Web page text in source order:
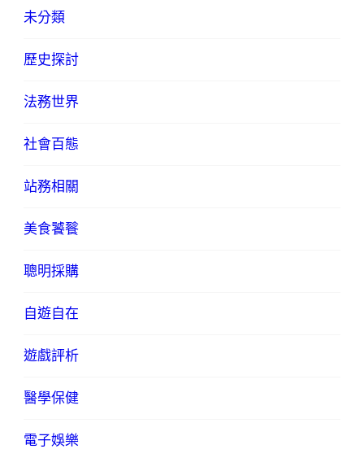
未分類
歷史探討
法務世界
社會百態
站務相關
美食饕餮
聰明採購
自遊自在
遊戲評析
醫學保健
電子娛樂